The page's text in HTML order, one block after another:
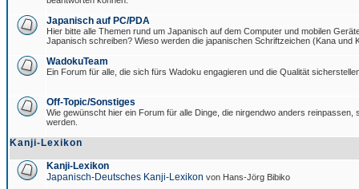
Japanisch auf PC/PDA
Hier bitte alle Themen rund um Japanisch auf dem Computer und mobilen
Japanisch schreiben? Wieso werden die japanischen Schriftzeichen (Kana und
WadokuTeam
Ein Forum für alle, die sich fürs Wadoku engagieren und die Qualität
Off-Topic/Sonstiges
Wie gewünscht hier ein Forum für alle Dinge, die nirgendwo anders reinpassen,
werden.
Kanji-Lexikon
Kanji-Lexikon
Japanisch-Deutsches Kanji-Lexikon von Hans-Jörg Bibiko